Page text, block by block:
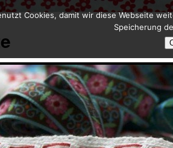
Cookies, damit wir diese Webseite
Speicherung